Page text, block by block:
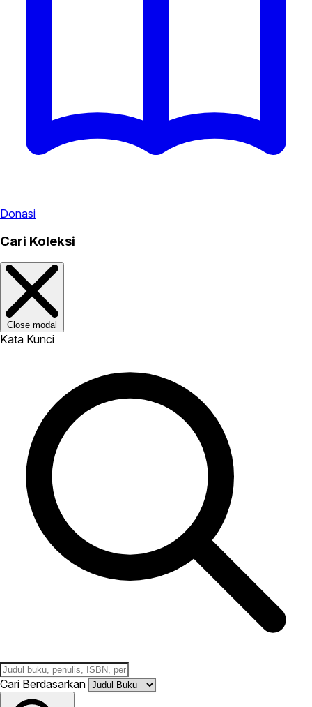
Donasi
Cari Koleksi
Close modal
Kata Kunci
Cari Berdasarkan